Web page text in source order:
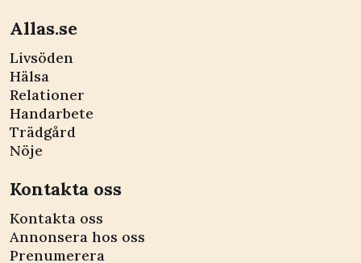
Allas.se
Livsöden
Hälsa
Relationer
Handarbete
Trädgård
Nöje
Kontakta oss
Kontakta oss
Annonsera hos oss
Prenumerera